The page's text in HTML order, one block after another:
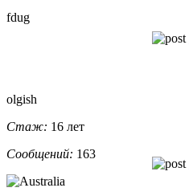
fdug
olgish
Стаж: 16 лет
Сообщений: 163